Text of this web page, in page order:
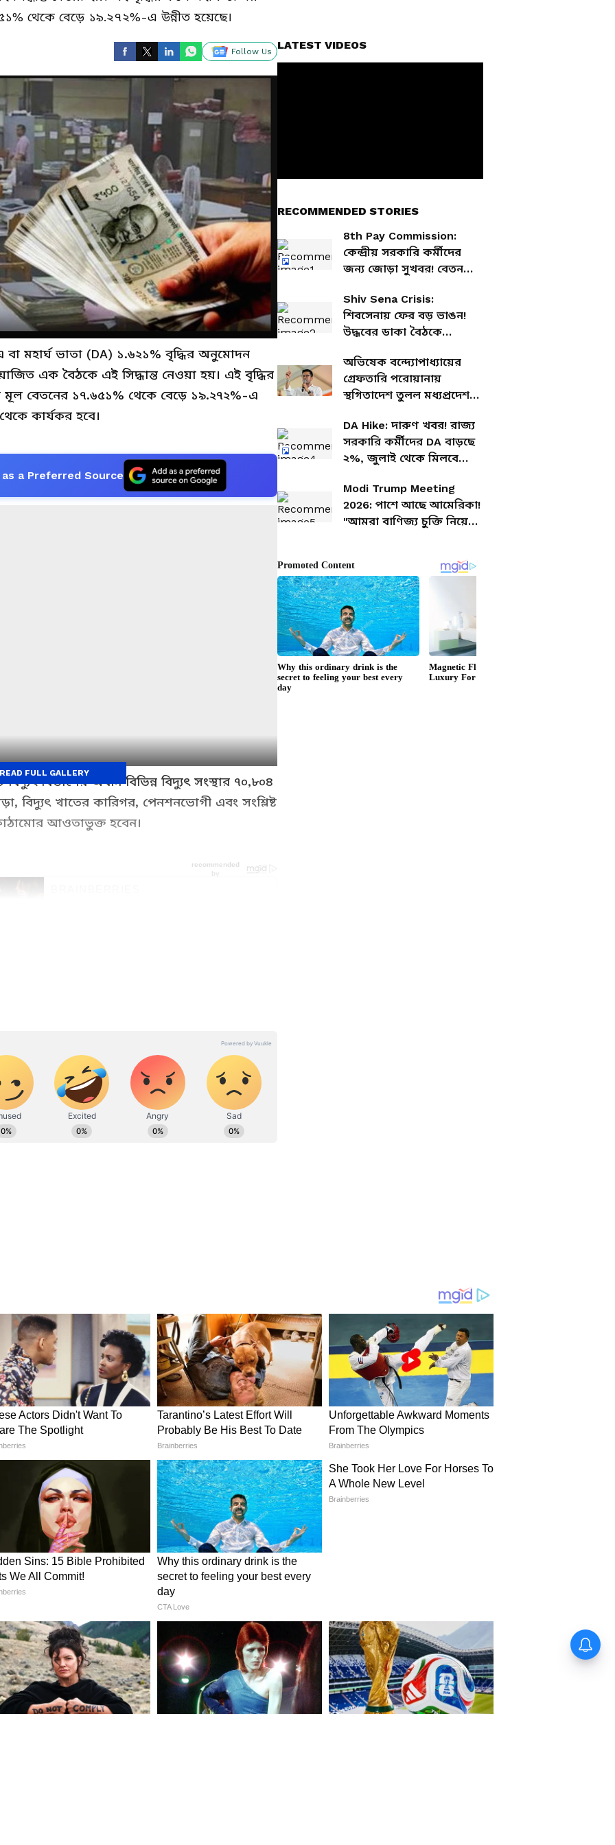
থেকে বেড়ে ১৯.২৭২%-এ উন্নীত হয়েছে।
Follow Us
বা মহার্ঘ ভাতা (DA) ১.৬২১% বৃদ্ধির অনুমোদন
এক বৈঠকে এই সিদ্ধান্ত নেওয়া হয়। এই বৃদ্ধির
মূল বেতনের ১৭.৬৫১% থেকে বেড়ে ১৯.২৭২%-এ
কার্যকর হবে।
a Preferred Source
বিভাগের অধীন বিভিন্ন বিদ্যুৎ সংস্থার ৭০,৮০৪
বিদ্যুৎ খাতের কারিগর, পেনশনভোগী এবং সংশ্লিষ্ট
আওতাভুক্ত হবেন।
করবে বলে আশা করা হচ্ছে।
ফলে রাজ্যের কোষাগারে প্রতি মাসে প্রায়
তৈরি হবে। বার্ষিক ভিত্তিতে, এর মোট আর্থিক
বলে ধারণা করা হচ্ছে।
FULL GALLERY
LATEST VIDEOS
RECOMMENDED STORIES
8th Pay Commission:
কেন্দ্রীয় সরকারি কর্মীদের
জন্য জোড়া সুখবর! বেতন
বিরাট চমক
Shiv Sena Crisis:
শিবসেনায় ফের বড় ভাঙন!
উদ্ধবের ডাকা বৈঠকে
সাংসদ?
অভিষেক বন্দ্যোপাধ্যায়ের
গ্রেফতারি পরোয়ানায়
স্থগিতাদেশ তুলল মধ্যপ্রদেশ
DA Hike: দারুণ খবর! রাজ্য
সরকারি কর্মীদের DA বাড়ছে
২%, জুলাই থেকে মিলবে
Modi Trump Meeting
2026: পাশে আছে আমেরিকা!
"আমরা বাণিজ্য চুক্তি নিয়ে
ট্রাম্প